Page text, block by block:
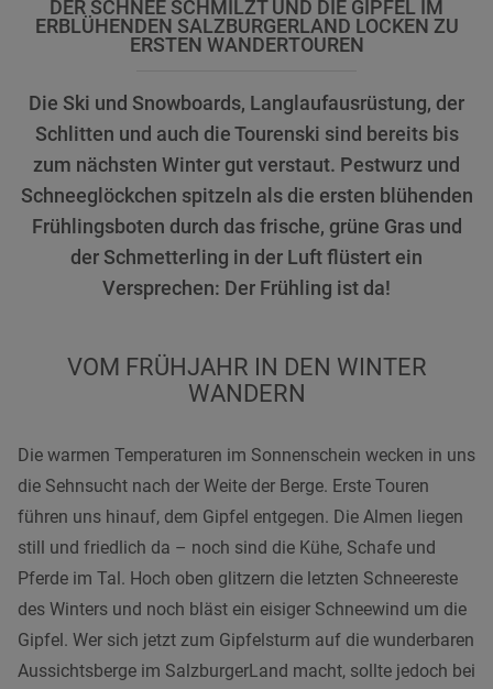
DER SCHNEE SCHMILZT UND DIE GIPFEL IM
ERBLÜHENDEN SALZBURGERLAND LOCKEN ZU
ERSTEN WANDERTOUREN
Die Ski und Snowboards, Langlaufausrüstung, der
Schlitten und auch die Tourenski sind bereits bis
zum nächsten Winter gut verstaut. Pestwurz und
Schneeglöckchen spitzeln als die ersten blühenden
Frühlingsboten durch das frische, grüne Gras und
der Schmetterling in der Luft flüstert ein
Versprechen: Der Frühling ist da!
VOM FRÜHJAHR IN DEN WINTER
WANDERN
Die warmen Temperaturen im Sonnenschein wecken in uns
die Sehnsucht nach der Weite der Berge. Erste Touren
führen uns hinauf, dem Gipfel entgegen. Die Almen liegen
still und friedlich da – noch sind die Kühe, Schafe und
Pferde im Tal. Hoch oben glitzern die letzten Schneereste
des Winters und noch bläst ein eisiger Schneewind um die
Gipfel. Wer sich jetzt zum Gipfelsturm auf die wunderbaren
Aussichtsberge im SalzburgerLand macht, sollte jedoch bei